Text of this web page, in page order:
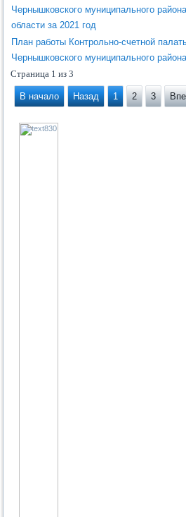
Чернышковского муниципального
области за 2021 год
План работы Контрольно-счетной
Чернышковского муниципального
Страница 1 из 3
В начало Назад 1 2 3